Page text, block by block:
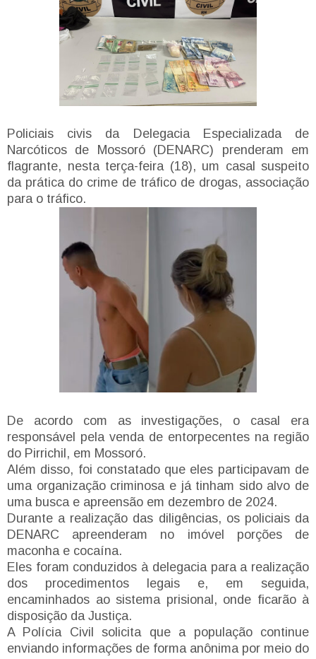
Policiais civis da Delegacia Especializada de
Narcóticos de Mossoró (DENARC) prenderam em
flagrante, nesta terça-feira (18), um casal suspeito
da prática do crime de tráfico de drogas, associação
para o tráfico.
De acordo com as investigações, o casal era
responsável pela venda de entorpecentes na região
do Pirrichil, em Mossoró.
Além disso, foi constatado que eles participavam de
uma organização criminosa e já tinham sido alvo de
uma busca e apreensão em dezembro de 2024.
Durante a realização das diligências, os policiais da
DENARC apreenderam no imóvel porções de
maconha e cocaína.
Eles foram conduzidos à delegacia para a realização
dos procedimentos legais e, em seguida,
encaminhados ao sistema prisional, onde ficarão à
disposição da Justiça.
A Polícia Civil solicita que a população continue
enviando informações de forma anônima por meio do